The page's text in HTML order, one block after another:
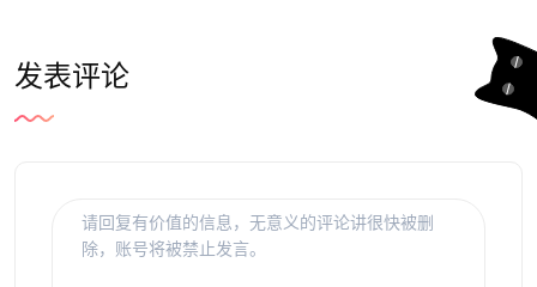
发表评论